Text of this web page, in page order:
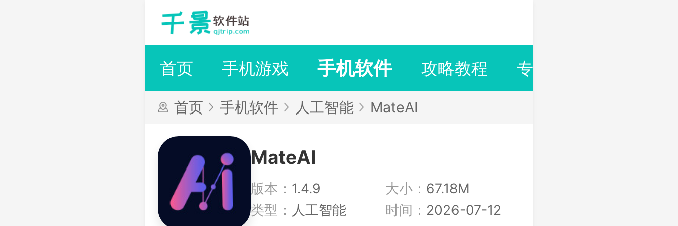
首页 手机游戏 手机软件 攻略教程 专题合集
首页 手机软件 人工智能 MateAI
MateAI
版本： 1.4.9 大小： 67.18M
类型： 人工智能 时间： 2026-07-12